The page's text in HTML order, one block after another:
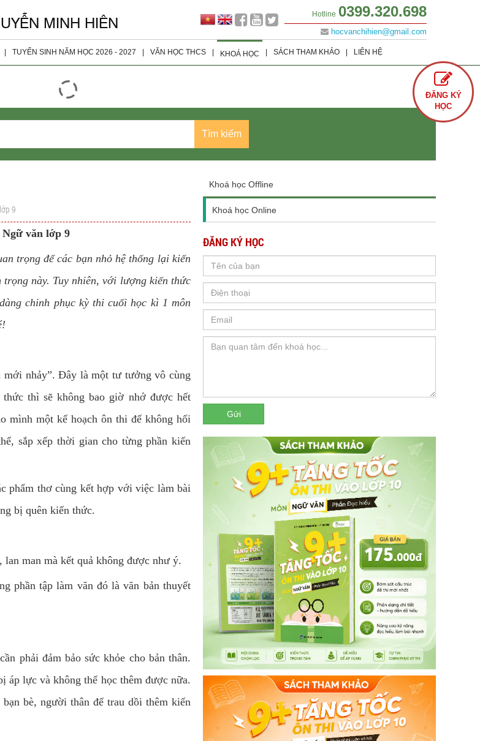
ĐĂNG KÝ
HỌC
MINH HIÊN Hotline 0399.320.698
hocvanchihien@gmail.com
Học
Sung
12
TUYỂN SINH NĂM HỌC 2026 - 2027 VĂN HỌC THCS
Tài Liệu Lớp 7
Tài Liệu Lớp 6
KHOÁ HỌC SÁCH THAM KHẢO LIÊN HỆ
Tìm kiếm
9
văn lớp 9
trọng để các bạn nhỏ hệ thống lại kiến
này. Tuy nhiên, với lượng kiến thức
chinh phục kỳ thi cuối học kì 1 môn
mới nhảy”. Đây là một tư tưởng vô cùng
thì sẽ không bao giờ nhớ được hết
mình một kế hoạch ôn thi để không hối
sắp xếp thời gian cho từng phần kiến
phẩm thơ cùng kết hợp với việc làm bài
bị quên kiến thức.
man mà kết quả không được như ý.
phần tập làm văn đó là văn bản thuyết
phải đảm bảo sức khỏe cho bản thân.
áp lực và không thể học thêm được nữa.
bè, người thân để trau dồi thêm kiến
Khoá học Offline
Khoá học Online
ĐĂNG KÝ HỌC